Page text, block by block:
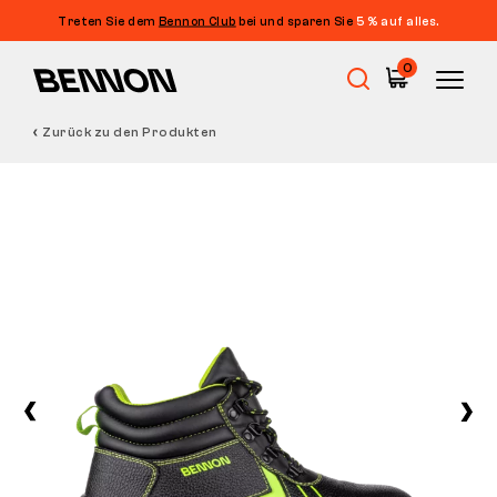
Treten Sie dem Bennon Club bei und sparen Sie 5 % auf alles.
0
Outdoor
Freizeitschuhe
Zurück zu den Produkten